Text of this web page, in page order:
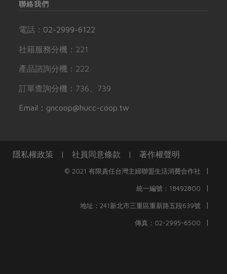
聯絡我們
電話： 02-2999-6122
社籍服務分機：221
產品諮詢分機：222
訂單查詢分機：736、739
Email：gncoop@hucc-coop.tw
隱私權政策 | 社員同意條款 | 著作權聲明
© 2021 有限責任台灣主婦聯盟生活消費合作社 |
統一編號：18492800 |
地址：241新北市三重區重新路五段639號 |
傳真：02-2995-6500 |